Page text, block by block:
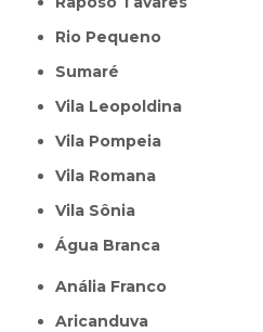
Rio Pequeno
Sumaré
Vila Leopoldina
Vila Pompeia
Vila Romana
Vila Sônia
Água Branca
Anália Franco
Aricanduva